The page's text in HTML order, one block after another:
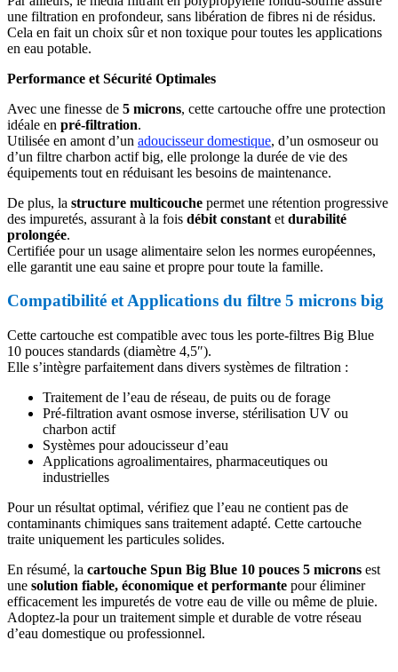
une filtration en profondeur, sans libération de fibres ni de résidus.
Cela en fait un choix sûr et non toxique pour toutes les applications
en eau potable.
Performance et Sécurité Optimales
Avec une finesse de 5 microns, cette cartouche offre une protection
idéale en pré-filtration.
Utilisée en amont d’un adoucisseur domestique, d’un osmoseur ou
d’un filtre charbon actif big, elle prolonge la durée de vie des
équipements tout en réduisant les besoins de maintenance.
De plus, la structure multicouche permet une rétention progressive
des impuretés, assurant à la fois débit constant et durabilité
prolongée.
Certifiée pour un usage alimentaire selon les normes européennes,
elle garantit une eau saine et propre pour toute la famille.
Compatibilité et Applications du filtre 5 microns big
Cette cartouche est compatible avec tous les porte-filtres Big Blue
10 pouces standards (diamètre 4,5″).
Elle s’intègre parfaitement dans divers systèmes de filtration :
Traitement de l’eau de réseau, de puits ou de forage
Pré-filtration avant osmose inverse, stérilisation UV ou
charbon actif
Systèmes pour adoucisseur d’eau
Applications agroalimentaires, pharmaceutiques ou
industrielles
Pour un résultat optimal, vérifiez que l’eau ne contient pas de
contaminants chimiques sans traitement adapté. Cette cartouche
traite uniquement les particules solides.
En résumé, la cartouche Spun Big Blue 10 pouces 5 microns est
une solution fiable, économique et performante pour éliminer
efficacement les impuretés de votre eau de ville ou même de pluie.
Adoptez-la pour un traitement simple et durable de votre réseau
d’eau domestique ou professionnel.